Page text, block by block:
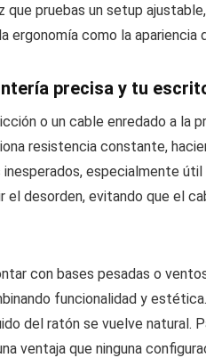
pruebas un setup
ergonomía como la apariencia
precisa y tu
o un cable enredado a la
resistencia constante,
especialmente
el desorden, evitando que el
con bases pesadas o
funcionalidad y
del ratón se vuelve natural.
ventaja que ninguna